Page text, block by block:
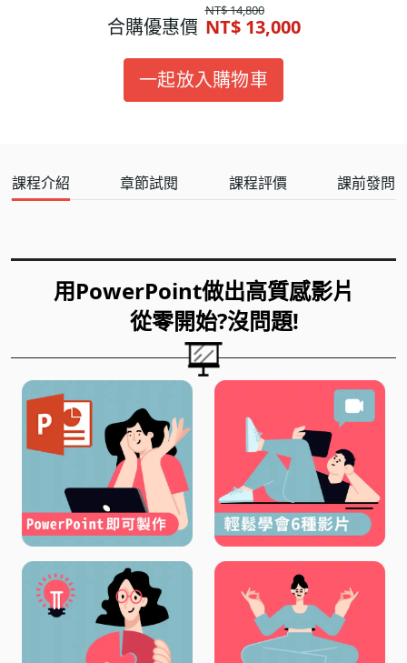
合購優惠價
NT$ 14,800
NT$ 13,000
一起放入購物車
課程介紹 章節試閱 課程評價 課前發問
用PowerPoint做出高質感影片
從零開始?沒問題!